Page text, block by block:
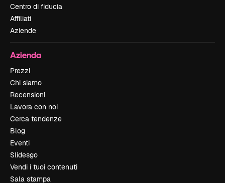
Centro di fiducia
Affiliati
Aziende
Azienda
Prezzi
Chi siamo
Recensioni
Lavora con noi
Cerca tendenze
Blog
Eventi
Slidesgo
Vendi i tuoi contenuti
Sala stampa